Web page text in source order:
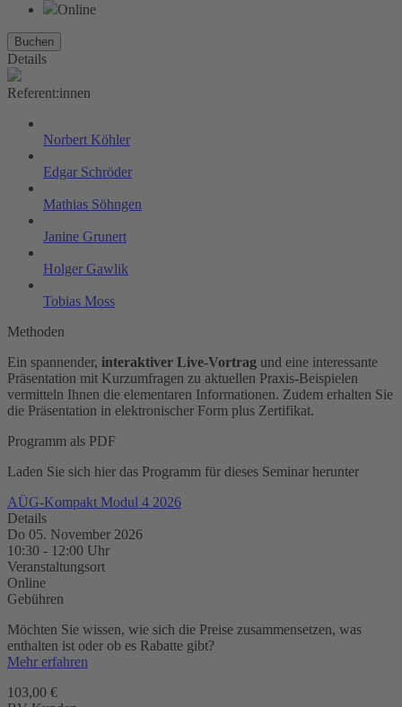
Online
Buchen
Details
Referent:innen
Norbert Köhler
Edgar Schröder
Mathias Söhngen
Janine Grunert
Holger Gawlik
Tobias Moss
Methoden
Ein spannender, interaktiver Live-Vortrag und eine interessante
Präsentation mit Kurzumfragen zu aktuellen Praxis-Beispielen
vermitteln Ihnen die elementaren Informationen. Zudem erhalten Sie
die Präsentation in elektronischer Form plus Zertifikat.
Programm als PDF
Laden Sie sich hier das Programm für dieses Seminar herunter
AÜG-Kompakt Modul 4 2026
Details
Do 05. November 2026
10:30 - 12:00 Uhr
Veranstaltungsort
Online
Gebühren
Möchten Sie wissen, wie sich die Preise zusammensetzen, was
enthalten ist oder ob es Rabatte gibt?
Mehr erfahren
103,00 €